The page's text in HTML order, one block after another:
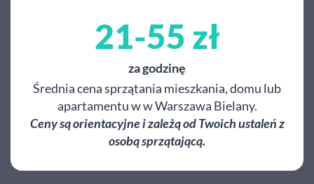
21-55 zł
za godzinę
Średnia cena sprzątania mieszkania, domu lub
apartamentu w w Warszawa Bielany.
Ceny są orientacyjne i zależą od Twoich ustaleń z
osobą sprzątającą.